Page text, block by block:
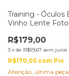
Training - Óculos
Vinho Lente
R$179,00
3 x de R$59,67 sem juros
R$170,05 com Pix
Atenção, última peça!